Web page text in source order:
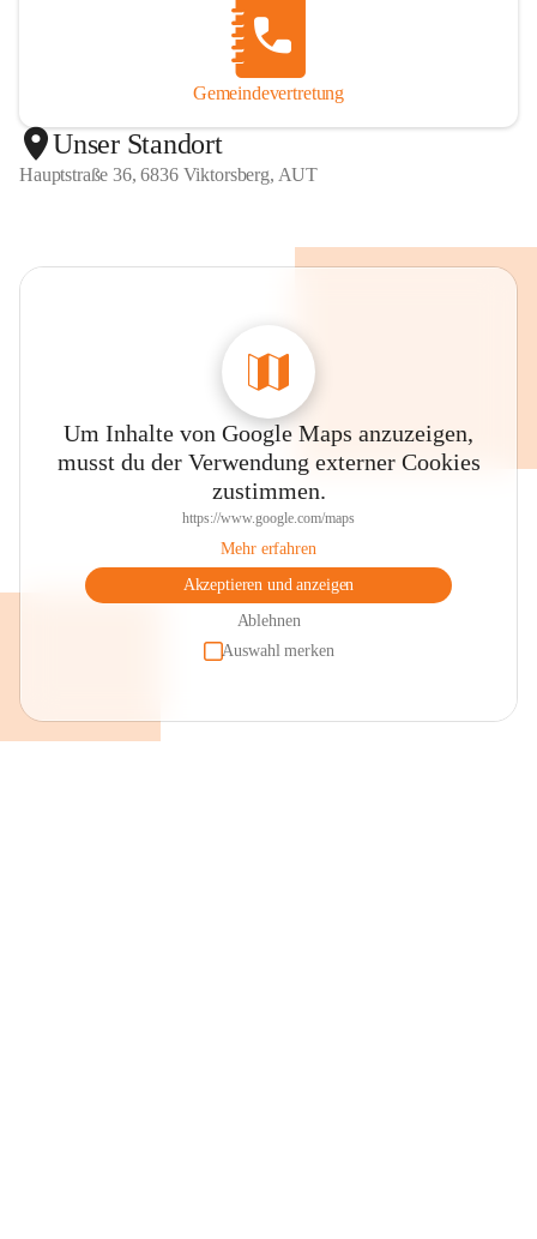
Gemeindevertretung
Unser Standort
Hauptstraße 36, 6836 Viktorsberg, AUT
Um Inhalte von Google Maps anzuzeigen,
musst du der Verwendung externer Cookies
zustimmen.
https://www.google.com/maps
Mehr erfahren
Akzeptieren und anzeigen
Ablehnen
Auswahl merken